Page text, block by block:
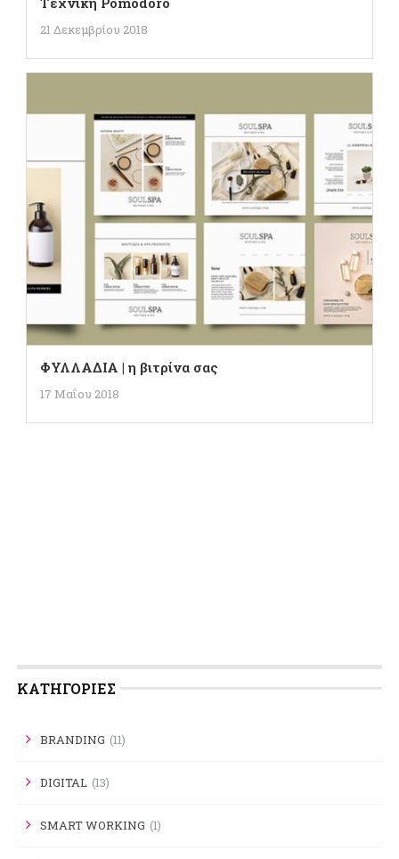
21 Δεκεμβρίου 2018
ΦΥΛΛΑΔΙΑ | η βιτρίνα σας
17 Μαΐου 2018
KΑΤΗΓΟΡΊΕΣ
BRANDING (11)
DIGITAL (13)
SMART WORKING (1)